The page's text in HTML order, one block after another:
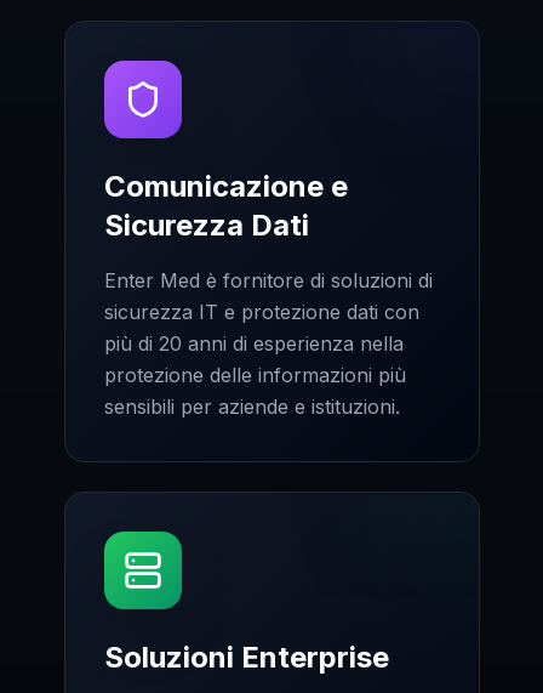
Comunicazione e
Sicurezza Dati
Enter Med è fornitore di soluzioni di
sicurezza IT e protezione dati con
più di 20 anni di esperienza nella
protezione delle informazioni più
sensibili per aziende e istituzioni.
Soluzioni Enterprise